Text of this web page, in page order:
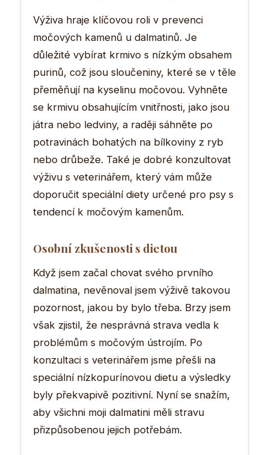
Výživa hraje klíčovou roli v prevenci
močových kamenů u dalmatinů. Je
důležité vybírat krmivo s nízkým obsahem
purinů, což jsou sloučeniny, které se v těle
přeměňují na kyselinu močovou. Vyhněte
se krmivu obsahujícím vnitřnosti, jako jsou
játra nebo ledviny, a raději sáhněte po
potravinách bohatých na bílkoviny z ryb
nebo drůbeže. Také je dobré konzultovat
výživu s veterinářem, který vám může
doporučit speciální diety určené pro psy s
tendencí k močovým kamenům.
Osobní zkušenosti s dietou
Když jsem začal chovat svého prvního
dalmatina, nevěnoval jsem výživě takovou
pozornost, jakou by bylo třeba. Brzy jsem
však zjistil, že nesprávná strava vedla k
problémům s močovým ústrojím. Po
konzultaci s veterinářem jsme přešli na
speciální nízkopurínovou dietu a výsledky
byly překvapivě pozitivní. Nyní se snažím,
aby všichni moji dalmatini měli stravu
přizpůsobenou jejich potřebám.